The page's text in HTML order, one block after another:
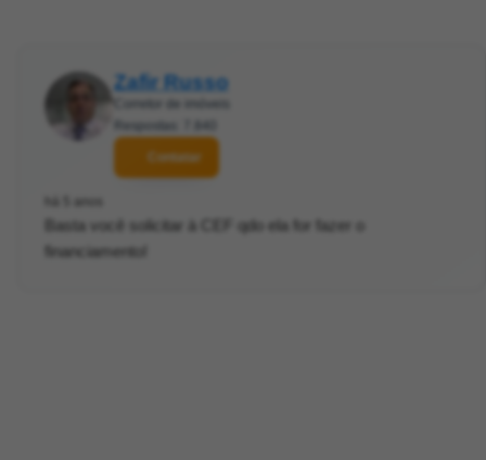
Zafir Russo
Corretor de imóveis
Respostas: 7.840
Contatar
há 5 anos
Basta você solicitar à CEF qdo ela for fazer o
financiamento!